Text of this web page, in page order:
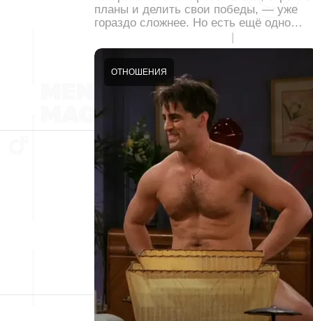
планы и делить свои победы, — уже
гораздо сложнее. Но есть ещё одно…
ОТНОШЕНИЯ